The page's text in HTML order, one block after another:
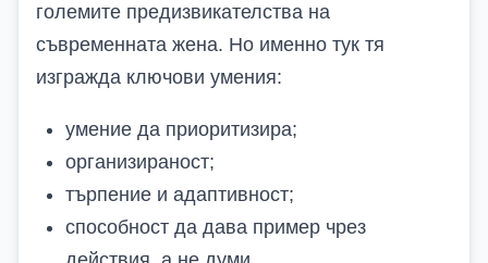
големите предизвикателства на
съвременната жена. Но именно тук тя
изгражда ключови умения:
умение да приоритизира;
организираност;
търпение и адаптивност;
способност да дава пример чрез